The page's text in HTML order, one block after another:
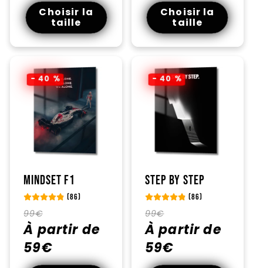
Choisir la
taille
Choisir la
taille
- 40 %
Mindset F1
(86)
Prix
habituel
99€
promotionnel
À partir de
59€
- 40 %
Step by step
(86)
Prix
habituel
99€
promotionnel
À partir de
59€